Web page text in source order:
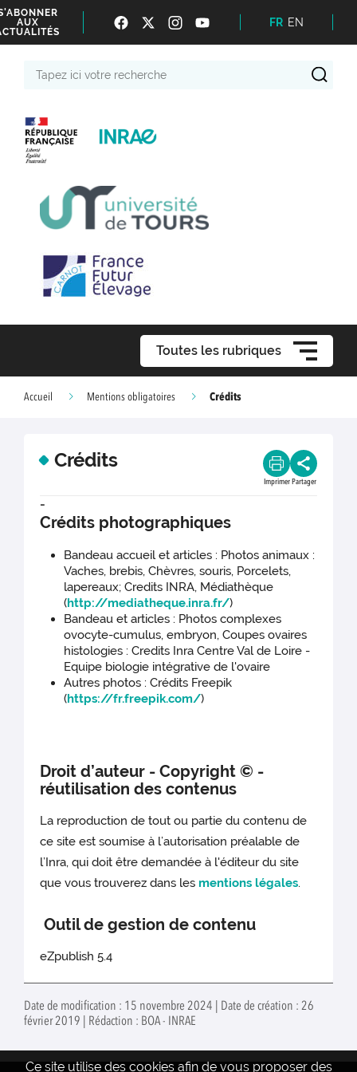
AUX
FR EN
Toutes les rubriques
Accueil Mentions obligatoires Crédits
Crédits
Imprimer Partager
-
Crédits photographiques
Bandeau accueil et articles : Photos animaux :
Vaches, brebis, Chèvres, souris, Porcelets,
lapereaux; Credits INRA, Médiathèque
(http://mediatheque.inra.fr/)
Bandeau et articles : Photos complexes
ovocyte-cumulus, embryon, Coupes ovaires
histologies : Credits Inra Centre Val de Loire -
Equipe biologie intégrative de l'ovaire
Autres photos : Crédits Freepik
(https://fr.freepik.com/)
Droit d’auteur - Copyright © -
réutilisation des contenus
La reproduction de tout ou partie du contenu de
ce site est soumise à l’autorisation préalable de
l’Inra, qui doit être demandée à l'éditeur du site
que vous trouverez dans les mentions légales.
Outil de gestion de contenu
eZpublish 5.4
Date de modification : 15 novembre 2024 | Date de création : 26
février 2019 | Rédaction : BOA - INRAE
Ce site utilise des cookies afin de vous proposer des